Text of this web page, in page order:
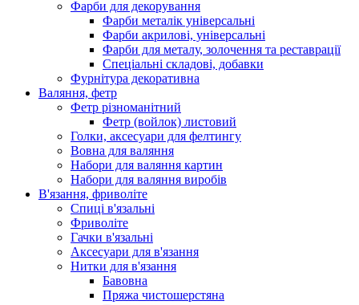
Фарби для декорування
Фарби металік універсальні
Фарби акрилові, універсальні
Фарби для металу, золочення та реставрації
Спеціальні складові, добавки
Фурнітура декоративна
Валяння, фетр
Фетр різноманітний
Фетр (войлок) листовий
Голки, аксесуари для фелтингу
Вовна для валяння
Набори для валяння картин
Набори для валяння виробів
В'язання, фриволіте
Спиці в'язальні
Фриволіте
Гачки в'язальні
Аксесуари для в'язання
Нитки для в'язання
Бавовна
Пряжа чистошерстяна